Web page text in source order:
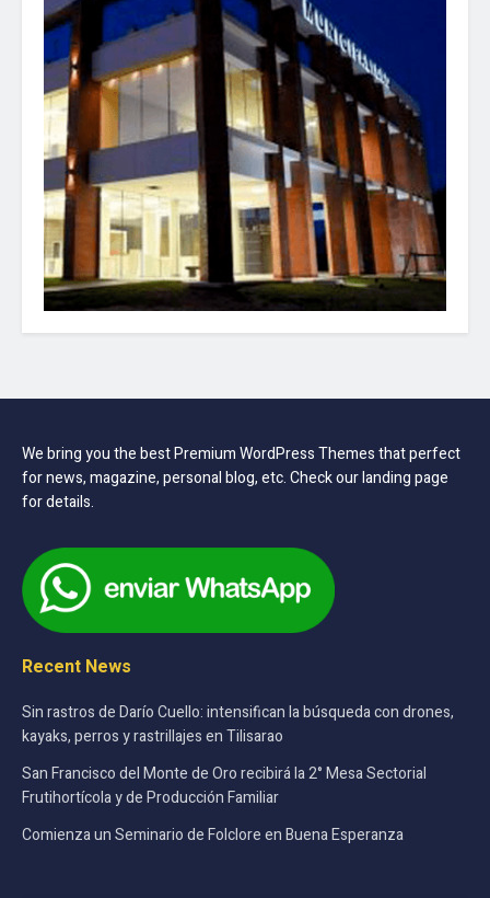
We bring you the best Premium WordPress Themes that perfect
for news, magazine, personal blog, etc. Check our landing page
for details.
Recent News
Sin rastros de Darío Cuello: intensifican la búsqueda con drones,
kayaks, perros y rastrillajes en Tilisarao
San Francisco del Monte de Oro recibirá la 2° Mesa Sectorial
Frutihortícola y de Producción Familiar
Comienza un Seminario de Folclore en Buena Esperanza